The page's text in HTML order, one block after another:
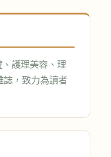
護理美容、理
誌，致力為讀者